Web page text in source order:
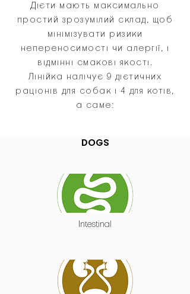
Дієти мають максимально
простий зрозумілий склад, щоб
мінімізувати ризики
непереносимості чи алергії, і
відмінні смакові якості.
Лінійка налічує 9 дієтичних
раціонів для собак і 4 для котів,
а саме:
DOGS
Intestinal